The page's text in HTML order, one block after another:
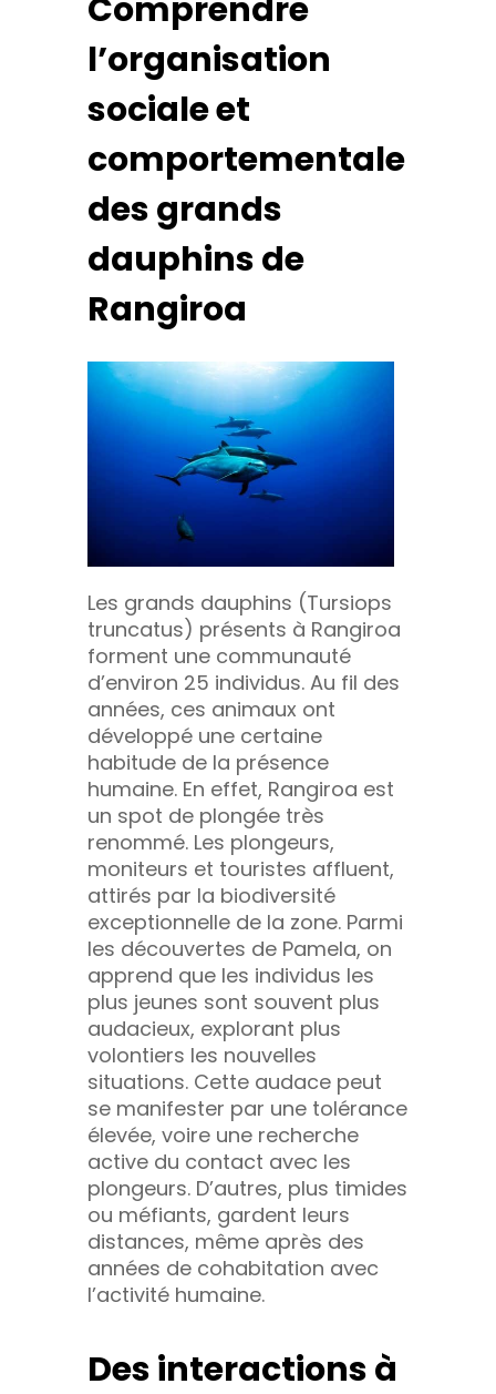
Comprendre
l’organisation
sociale et
comportementale
des grands
dauphins de
Rangiroa
Les grands dauphins (Tursiops
truncatus) présents à Rangiroa
forment une communauté
d’environ 25 individus. Au fil des
années, ces animaux ont
développé une certaine
habitude de la présence
humaine. En effet, Rangiroa est
un spot de plongée très
renommé. Les plongeurs,
moniteurs et touristes affluent,
attirés par la biodiversité
exceptionnelle de la zone. Parmi
les découvertes de Pamela, on
apprend que les individus les
plus jeunes sont souvent plus
audacieux, explorant plus
volontiers les nouvelles
situations. Cette audace peut
se manifester par une tolérance
élevée, voire une recherche
active du contact avec les
plongeurs. D’autres, plus timides
ou méfiants, gardent leurs
distances, même après des
années de cohabitation avec
l’activité humaine.
Des interactions à